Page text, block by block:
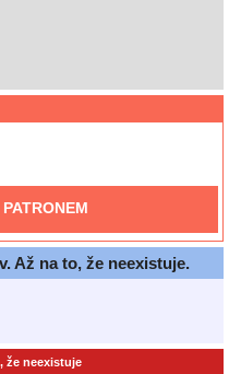
Až na to, že neexistuje.
že neexistuje